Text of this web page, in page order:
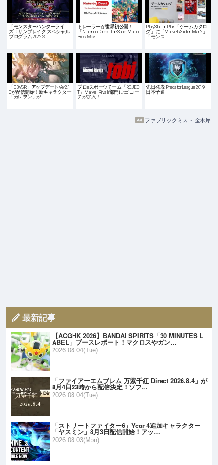
「モンスターハンターライ
ズ：サンブレイク スペシャル
プログラム 2022.3.…
トレーラーが世界初公開！
「Nintendo Direct: The Super Mario
Bros. Movi…
PlayStation Plus「ゲームカタロ
グ」に「Marvel’s Spider-Man 2」
「モンス…
「GBVSR」アップデートVer2.1
0が配信開始！新キャラクター
「ガレヲン」が…
プロeスポーツチーム「REJEC
T」Marvel Rivals部門にtobiコー
チが加入！
先日発表: Predator League 2019
日本予選
ファブリックミスト 金木犀
最新記事
【ACGHK 2026】BANDAI SPIRITS「30 MINUTES L
ABEL」ブースレポート！マクロスやガン…
2026.08.04(Tue)
「ファイアーエムブレム 万紫千紅 Direct 2026.8.4」が
8月4日23時から配信決定！ソフ…
2026.08.04(Tue)
「ストリートファイター6」Year 4追加キャラクター
「ヤスミン」8月3日配信開始！アッ…
2026.08.03(Mon)